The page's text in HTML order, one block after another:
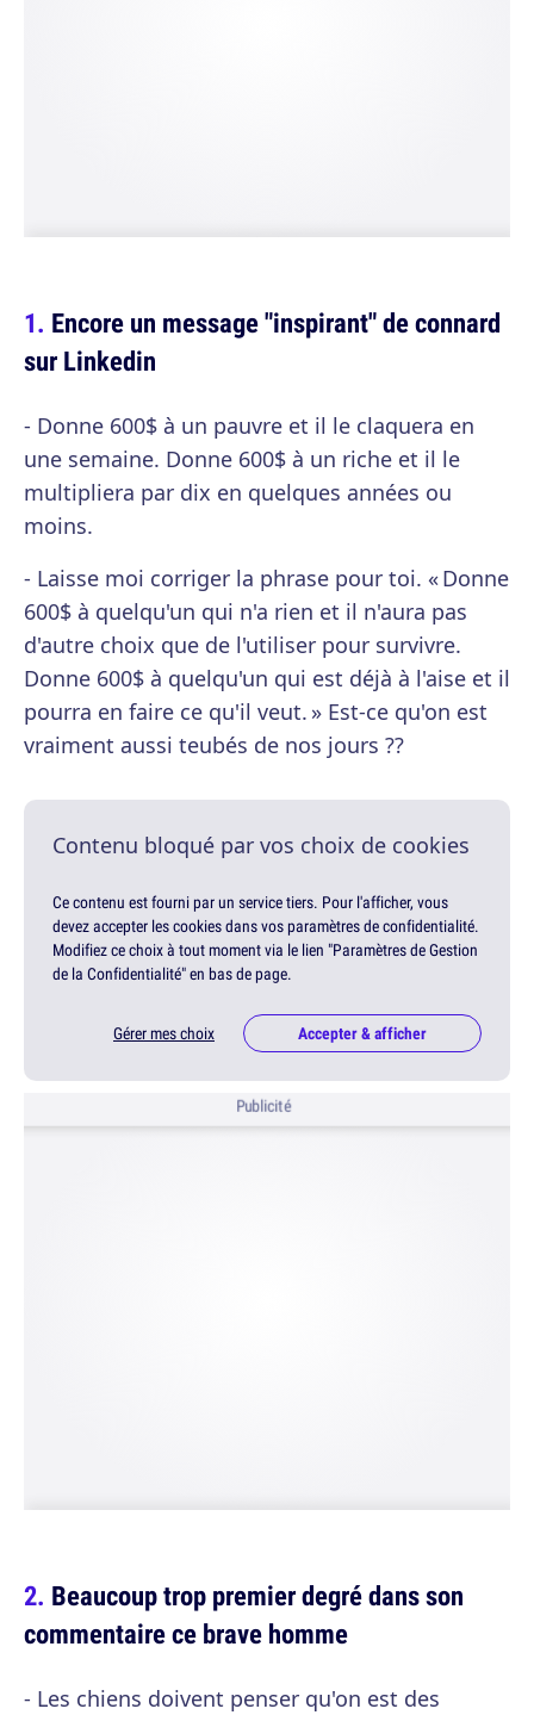
Encore un message "inspirant" de connard
sur Linkedin
- Donne 600$ à un pauvre et il le claquera en
une semaine. Donne 600$ à un riche et il le
multipliera par dix en quelques années ou
moins.
- Laisse moi corriger la phrase pour toi. « Donne
600$ à quelqu'un qui n'a rien et il n'aura pas
d'autre choix que de l'utiliser pour survivre.
Donne 600$ à quelqu'un qui est déjà à l'aise et il
pourra en faire ce qu'il veut. » Est-ce qu'on est
vraiment aussi teubés de nos jours ??
Contenu bloqué par vos choix de cookies
Ce contenu est fourni par un service tiers. Pour l'afficher, vous
devez accepter les cookies dans vos paramètres de confidentialité.
Modifiez ce choix à tout moment via le lien "Paramètres de Gestion
de la Confidentialité" en bas de page.
Gérer mes choix Accepter & afficher
Publicité
Beaucoup trop premier degré dans son
commentaire ce brave homme
- Les chiens doivent penser qu'on est des